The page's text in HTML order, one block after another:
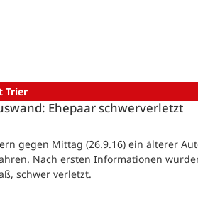
Trier
Ehepaar schwerverletzt
gegen Mittag (26.9.16) ein älterer
Nach ersten Informationen
schwer verletzt.